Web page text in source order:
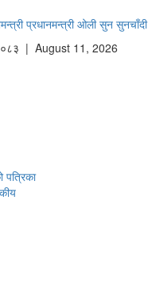
प्रधानमन्त्री ओली सुन सुनचाँदी
| August 11, 2026